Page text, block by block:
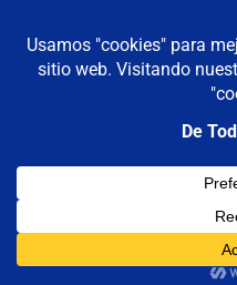
contenido
De todo un
Reflexiones,
Viajes
Etiqueta:pio